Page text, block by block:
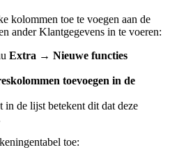
kolommen toe te voegen aan de
ander Klantgegevens in te voeren:
Extra → Nieuwe functies
toevoegen in de
in de lijst betekent dit dat deze
toe: